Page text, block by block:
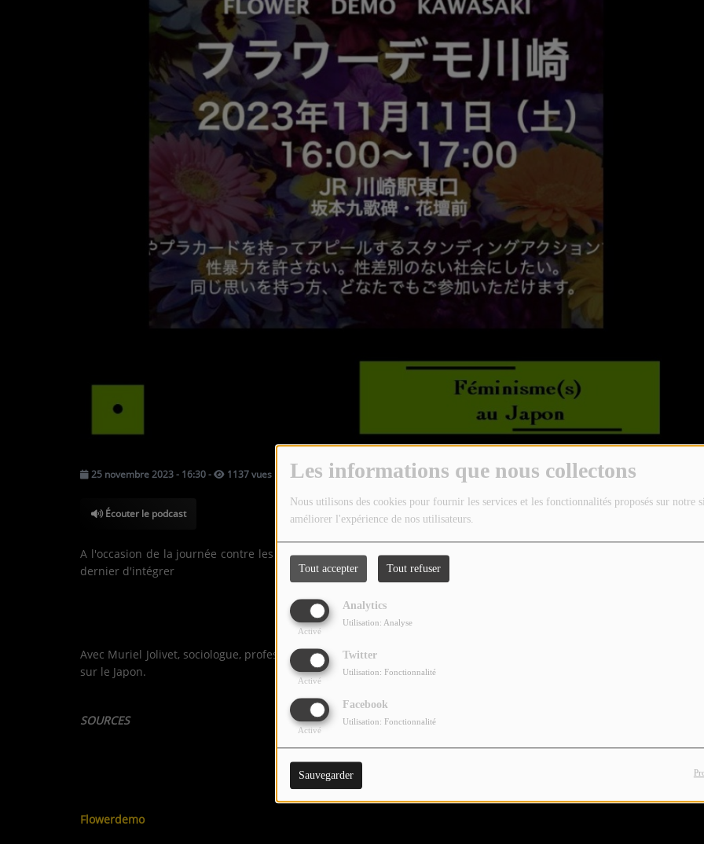
Les informations que nous collectons
Nous utilisons des cookies pour fournir les services et les fonctionnalités proposés sur notre
améliorer l'expérience de nos utilisateurs.
Tout accepter Tout refuser
Analytics
Activé
Utilisation: Analyse
Twitter
Activé
Utilisation: Fonctionnalité
Facebook
Activé
Utilisation: Fonctionnalité
Sauvegarder
TOUTES LES ÉMISSIONS
C'EST QUOI CETTE RADIO ?
COMMUNIQUEZ SUR OUEST
CONTACTEZ-NOUS !
25 novembre 2023 - 16:30- 1137 vues
Écouter le podcast
A l'occasion de la journée contre les violences faites aux femmes, nous partons au Japon – qui vient le 19 juin
dernier d'intégrer la notion de consentement dans son Code Pénal.
Dans un pays où les stigmatisations sexistes et les tabous fondent les rapports sociaux, où en sont les luttes
Avec Muriel Jolivet, sociologue, professeure émérite de l’Université de Tokyo et auteure d'une dizaine d'ouvrage
sur le Japon.
SOURCES
Géopolitique des féminismes
, réalisé par Sybilla Patrizia
Flowerdemo